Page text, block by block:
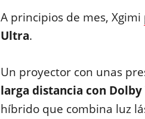
A principios de mes, Xgimi
Ultra.
Un proyector con unas
larga distancia con Dolby
híbrido que combina luz